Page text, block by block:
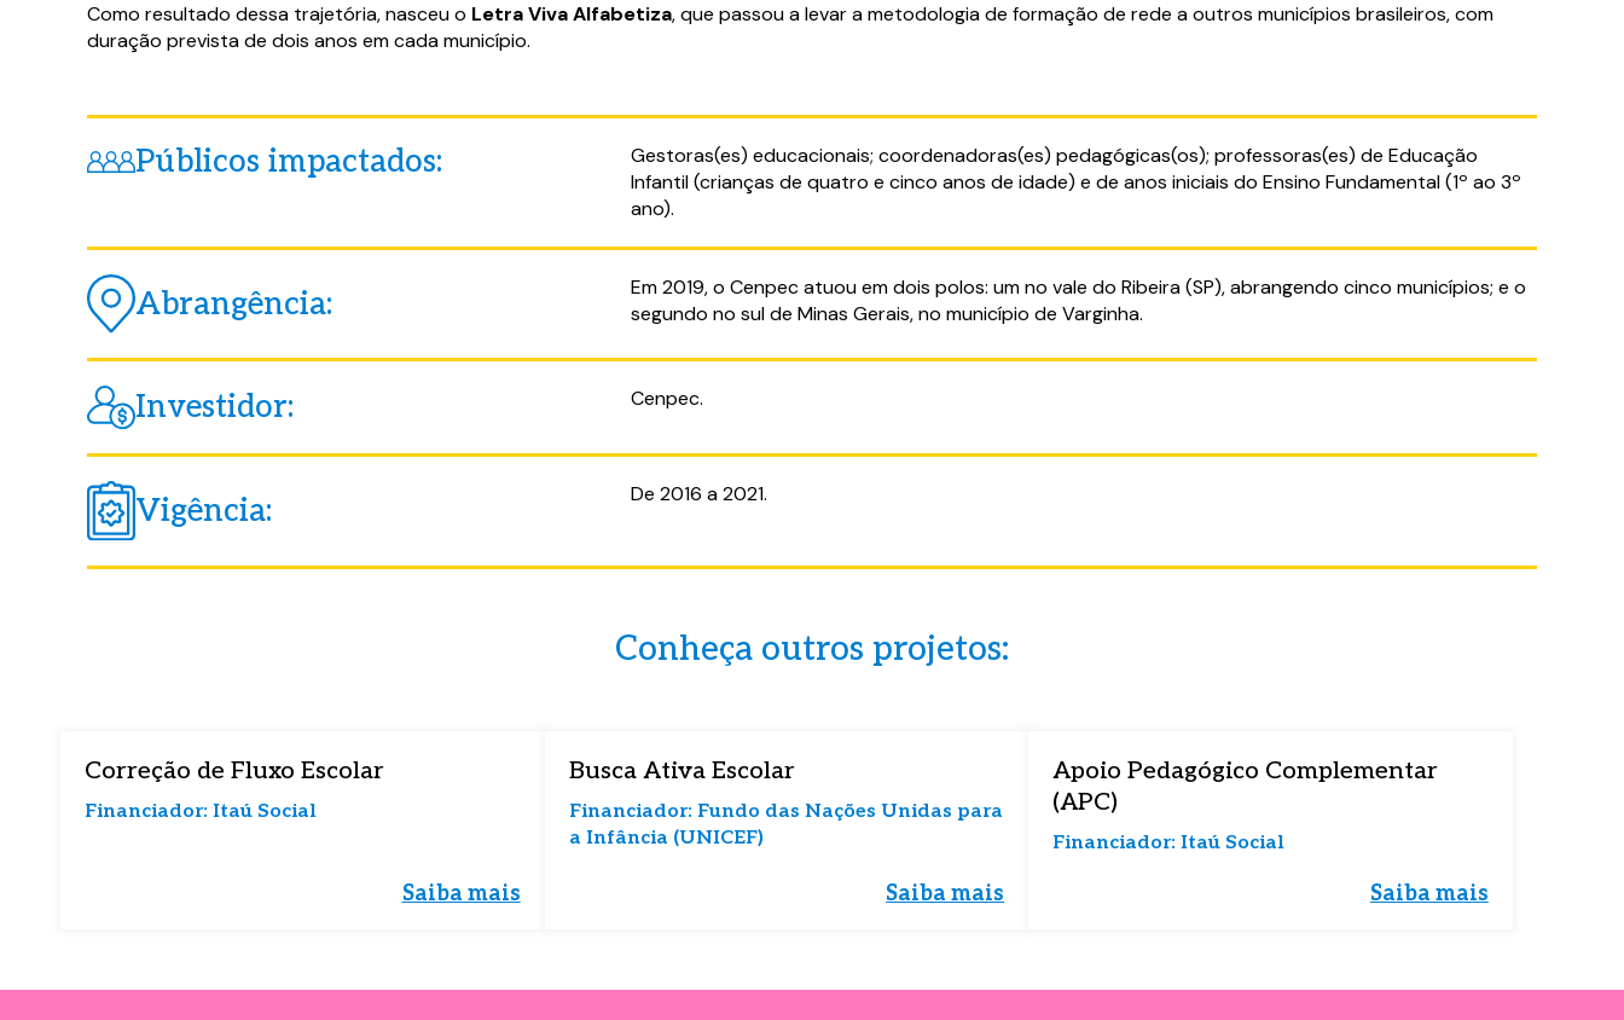
Baixe o material completo
Preencha o formulário abaixo e tenha acesso ao conteúdo
logo em seguida.
Baixe o material completo
Preencha o formulário abaixo e tenha acesso ao conteúdo
logo em seguida.
Como resultado dessa trajetória, nasceu o Letra Viva Alfabetiza, que passou a levar a metodologia de formação de rede a outros municípios brasileiros, com
duração prevista de dois anos em cada município.
Públicos impactados:
Gestoras(es) educacionais; coordenadoras(es) pedagógicas(os); professoras(es) de Educação
Infantil (crianças de quatro e cinco anos de idade) e de anos iniciais do Ensino Fundamental (1º ao 3º
ano).
Abrangência:
Em 2019, o Cenpec atuou em dois polos: um no vale do Ribeira (SP), abrangendo cinco municípios; e o
segundo no sul de Minas Gerais, no município de Varginha.
Investidor: Cenpec.
Vigência: De 2016 a 2021.
Conheça outros projetos:
Correção de Fluxo Escolar
Financiador: Itaú Social
Saiba mais
Busca Ativa Escolar
Financiador: Fundo das Nações Unidas para
a Infância (UNICEF)
Saiba mais
Apoio Pedagógico Complementar
(APC)
Financiador: Itaú Social
Saiba mais